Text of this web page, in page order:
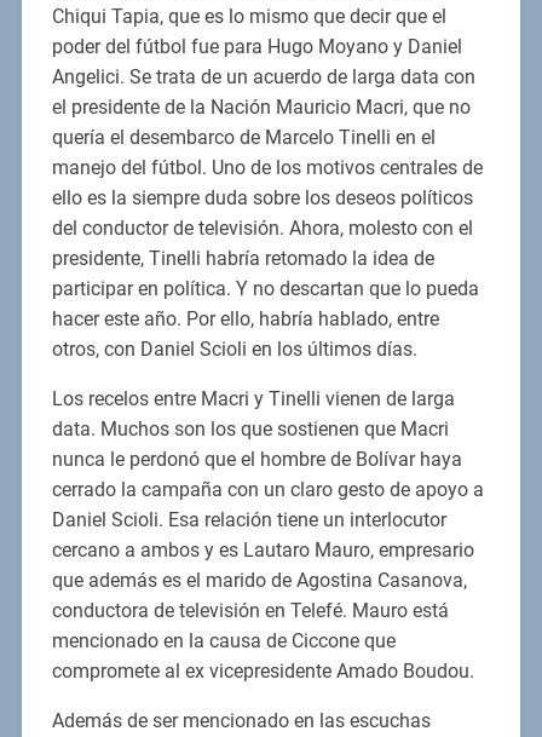
Chiqui Tapia, que es lo mismo que decir que el
poder del fútbol fue para Hugo Moyano y Daniel
Angelici. Se trata de un acuerdo de larga data con
el presidente de la Nación Mauricio Macri, que no
quería el desembarco de Marcelo Tinelli en el
manejo del fútbol. Uno de los motivos centrales de
ello es la siempre duda sobre los deseos políticos
del conductor de televisión. Ahora, molesto con el
presidente, Tinelli habría retomado la idea de
participar en política. Y no descartan que lo pueda
hacer este año. Por ello, habría hablado, entre
otros, con Daniel Scioli en los últimos días.
Los recelos entre Macri y Tinelli vienen de larga
data. Muchos son los que sostienen que Macri
nunca le perdonó que el hombre de Bolívar haya
cerrado la campaña con un claro gesto de apoyo a
Daniel Scioli. Esa relación tiene un interlocutor
cercano a ambos y es Lautaro Mauro, empresario
que además es el marido de Agostina Casanova,
conductora de televisión en Telefé. Mauro está
mencionado en la causa de Ciccone que
compromete al ex vicepresidente Amado Boudou.
Además de ser mencionado en las escuchas